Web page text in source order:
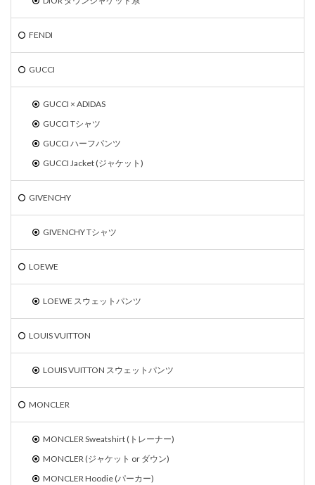
FENDI
GUCCI
GUCCI × ADIDAS
GUCCI Tシャツ
GUCCI ハーフパンツ
GUCCI Jacket (ジャケット)
GIVENCHY
GIVENCHY Tシャツ
LOEWE
LOEWE スウェットパンツ
LOUIS VUITTON
LOUIS VUITTON スウェットパンツ
MONCLER
MONCLER Sweatshirt (トレーナー)
MONCLER (ジャケット or ダウン)
MONCLER Hoodie (パーカー)